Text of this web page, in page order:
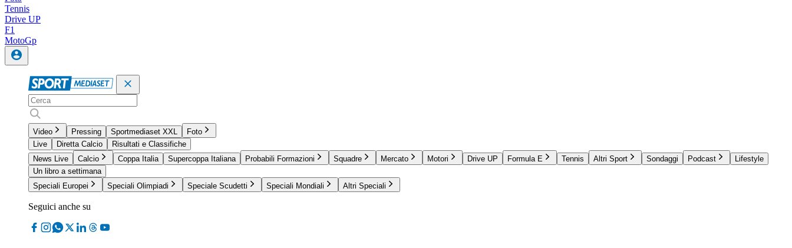
Tennis
Drive UP
F1
MotoGp
Video Pressing Sportmediaset XXL
Foto
Live
Diretta Calcio
Risultati e Classifiche
News Live
Calcio Coppa Italia Supercoppa Italiana Probabili Formazioni Squadre Mercato Motori Drive UP Formula E Tennis Altri Sport Sondaggi Podcast
Lifestyle
Un libro a settimana
Speciali Europei
Speciali Olimpiadi Speciale Scudetti Speciali Mondiali Altri Speciali
Seguici anche su